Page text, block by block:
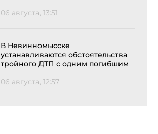
06 августа, 13:51
В Невинномысске
устанавливаются обстоятельства
тройного ДТП с одним погибшим
06 августа, 12:57